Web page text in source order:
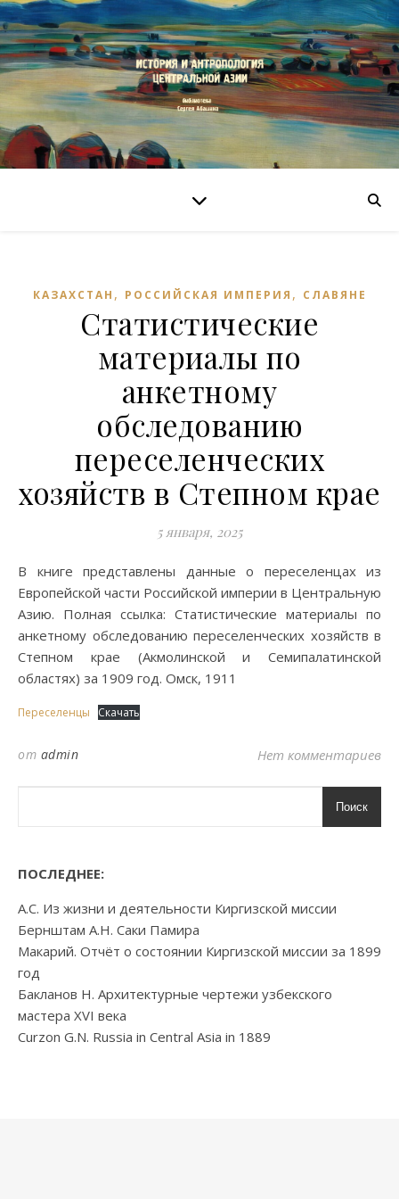
КАЗАХСТАН , РОССИЙСКАЯ ИМПЕРИЯ , СЛАВЯНЕ
Статистические
материалы по
анкетному
обследованию
переселенческих
хозяйств в Степном крае
5 января, 2025
В книге представлены данные о переселенцах из
Европейской части Российской империи в Центральную
Азию. Полная ссылка: Статистические материалы по
анкетному обследованию переселенческих хозяйств в
Степном крае (Акмолинской и Семипалатинской
областях) за 1909 год. Омск, 1911
Переселенцы Скачать
от admin Нет комментариев
Поиск
ПОСЛЕДНЕЕ:
А.С. Из жизни и деятельности Киргизской миссии
Бернштам А.Н. Саки Памира
Макарий. Отчёт о состоянии Киргизской миссии за 1899
год
Бакланов Н. Архитектурные чертежи узбекского
мастера XVI века
Curzon G.N. Russia in Central Asia in 1889